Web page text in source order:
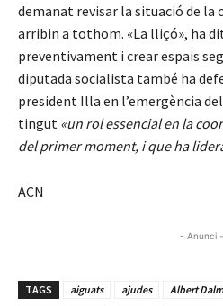
demanat revisar la situació de la
arribin a tothom. «La lliçó», ha
preventivament i crear espais
diputada socialista també ha
president Illa en l’emergència
tingut «un rol essencial en la
del primer moment, i que ha
ACN
- Anunci -
TAGS aiguats ajudes Albert